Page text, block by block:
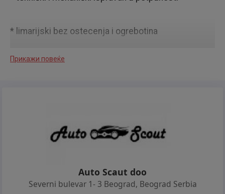
* limarijski bez ostecenja i ogrebotina
* enterijer pedantan i jako lepo očuvan kao nov
* dosta dodatne opreme
Прикажи повеќе
Auto Scaut doo
Severni bulevar 1- 3 Beograd, Beograd Serbia